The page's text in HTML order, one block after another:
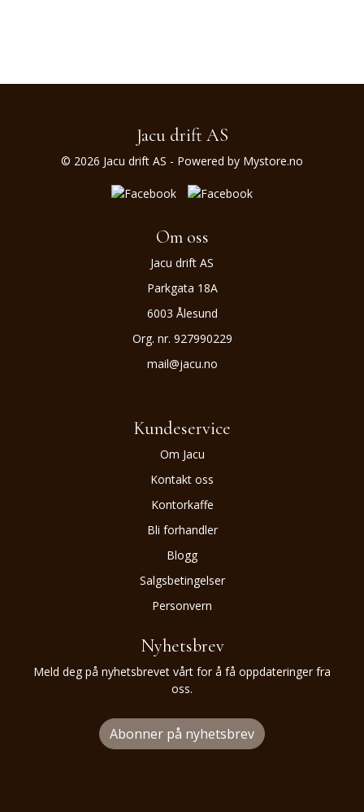
Jacu drift AS
© 2026 Jacu drift AS - Powered by Mystore.no
Om oss
Jacu drift AS
Parkgata 18A
6003 Ålesund
Org. nr. 927990229
mail@jacu.no
Kundeservice
Om Jacu
Kontakt oss
Kontorkaffe
Bli forhandler
Blogg
Salgsbetingelser
Personvern
Nyhetsbrev
Meld deg på nyhetsbrevet vårt for å få oppdateringer fra
oss.
Abonner på nyhetsbrev